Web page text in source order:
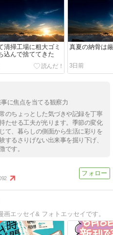
清掃工場に粗大ゴミ
込んで捨ててきた
真夏の納骨は
3日前
に焦点を当てる観察力
のちょっとした気づきや記録を丁寧
たせる工夫が光ります。季節の変化
て、暮らしの側面から生活に彩りを
するさりげない出来事を掘り下げ、
です。
エッセイ& フォトエッセイです。